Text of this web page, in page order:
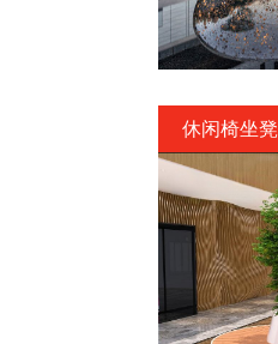
休闲椅坐凳